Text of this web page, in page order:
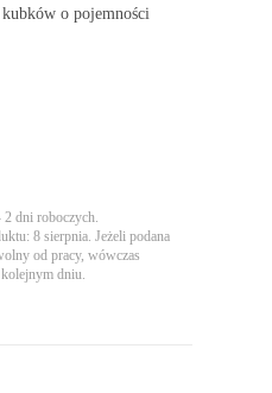
o pojemności
dni roboczych.
8 sierpnia. Jeżeli podana
od pracy, wówczas
kolejnym dniu.